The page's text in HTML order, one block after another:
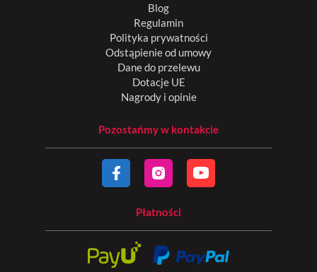
Blog
Regulamin
Polityka prywatności
Odstąpienie od umowy
Dane do przelewu
Dotacje UE
Nagrody i opinie
Pozostańmy w kontakcie
Płatności